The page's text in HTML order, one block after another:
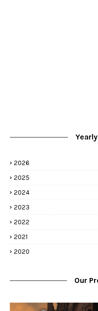
2026
2025
2024
2023
2022
2021
2020
Our